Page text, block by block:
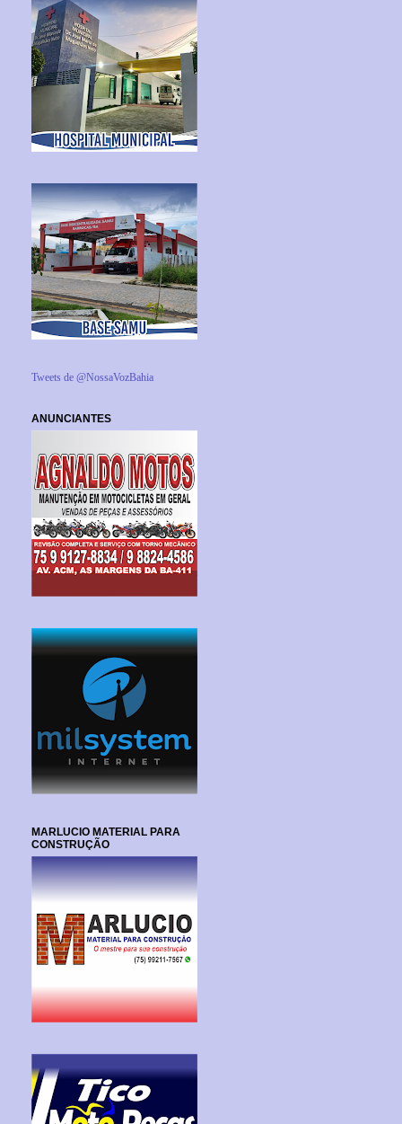
Tweets de @NossaVozBahia
ANUNCIANTES
MARLUCIO MATERIAL PARA
CONSTRUÇÃO